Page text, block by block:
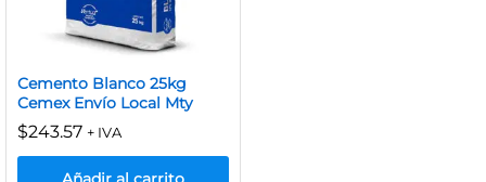
Cemento Blanco 25kg
Cemex Envío Local Mty
$243.57 + IVA